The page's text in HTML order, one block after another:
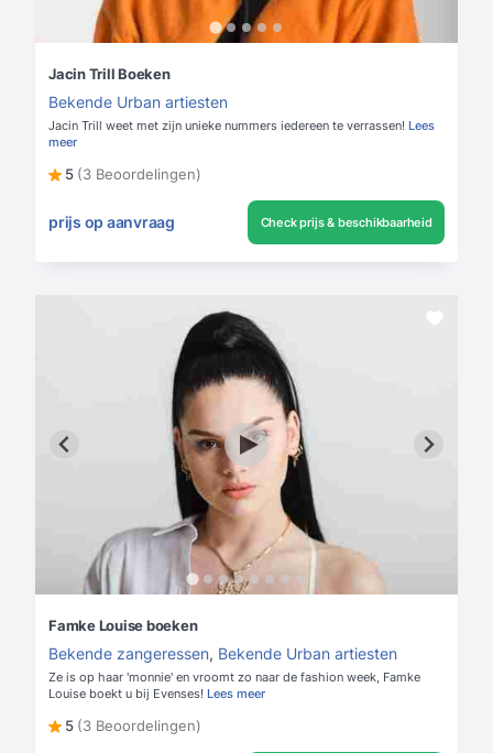
Jacin Trill Boeken
Bekende Urban artiesten
Jacin Trill weet met zijn unieke nummers iedereen te verrassen! Lees
meer
5 (3 Beoordelingen)
prijs op aanvraag Check prijs & beschikbaarheid
Famke Louise boeken
Bekende zangeressen, Bekende Urban artiesten
Ze is op haar 'monnie' en vroomt zo naar de fashion week, Famke
Louise boekt u bij Evenses! Lees meer
5 (3 Beoordelingen)